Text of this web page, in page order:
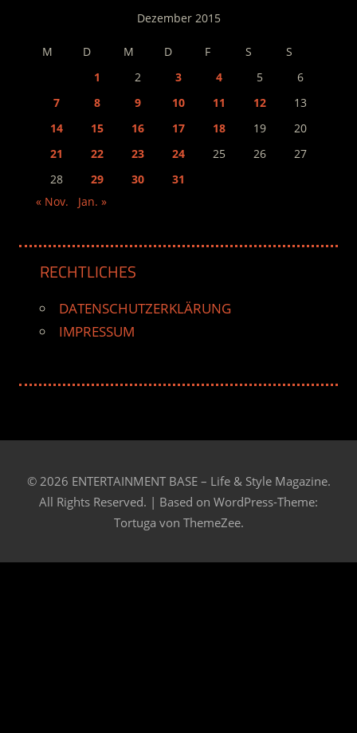
Dezember 2015
M D M D F S
S
1
2 3 4 5
6
7
8 9 10 11 12
13
14
15 16 17 18 19
20
21
22 23 24 25 26
27
28
29 30
31
« Nov.
Jan. »
RECHTLICHES
DATENSCHUTZERKLÄRUNG
IMPRESSUM
© 2026 ENTERTAINMENT BASE – Life & Style Magazine.
All Rights Reserved. | Based on WordPress-Theme:
Tortuga von ThemeZee.